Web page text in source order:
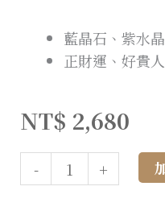
藍晶石、紫水晶
正財運、好貴
NT$ 2,680
- +